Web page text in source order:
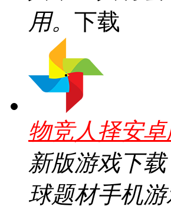
用。 下载
物竞人择安
新版游戏下
球题材手机